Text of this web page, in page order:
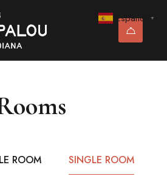
ROOM SINGLE ROOM
Español ▼